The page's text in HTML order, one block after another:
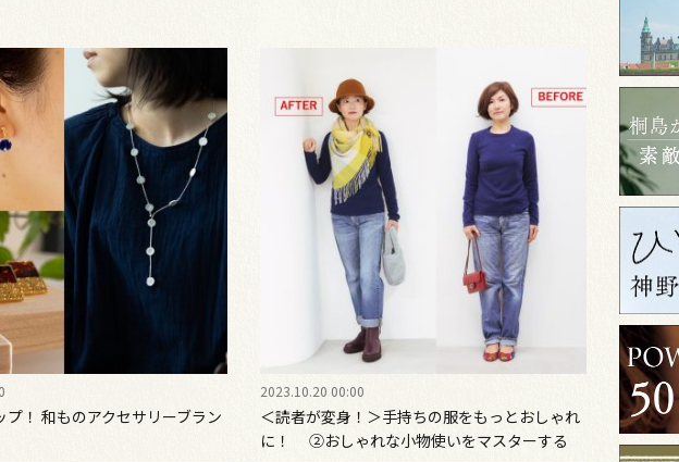
プ！ 和ものアクセサリーブラン
2023.10.20 00:00
＜読者が変身！＞手持ちの服をもっとおしゃれ
に！ ②おしゃれな小物使いをマスターする